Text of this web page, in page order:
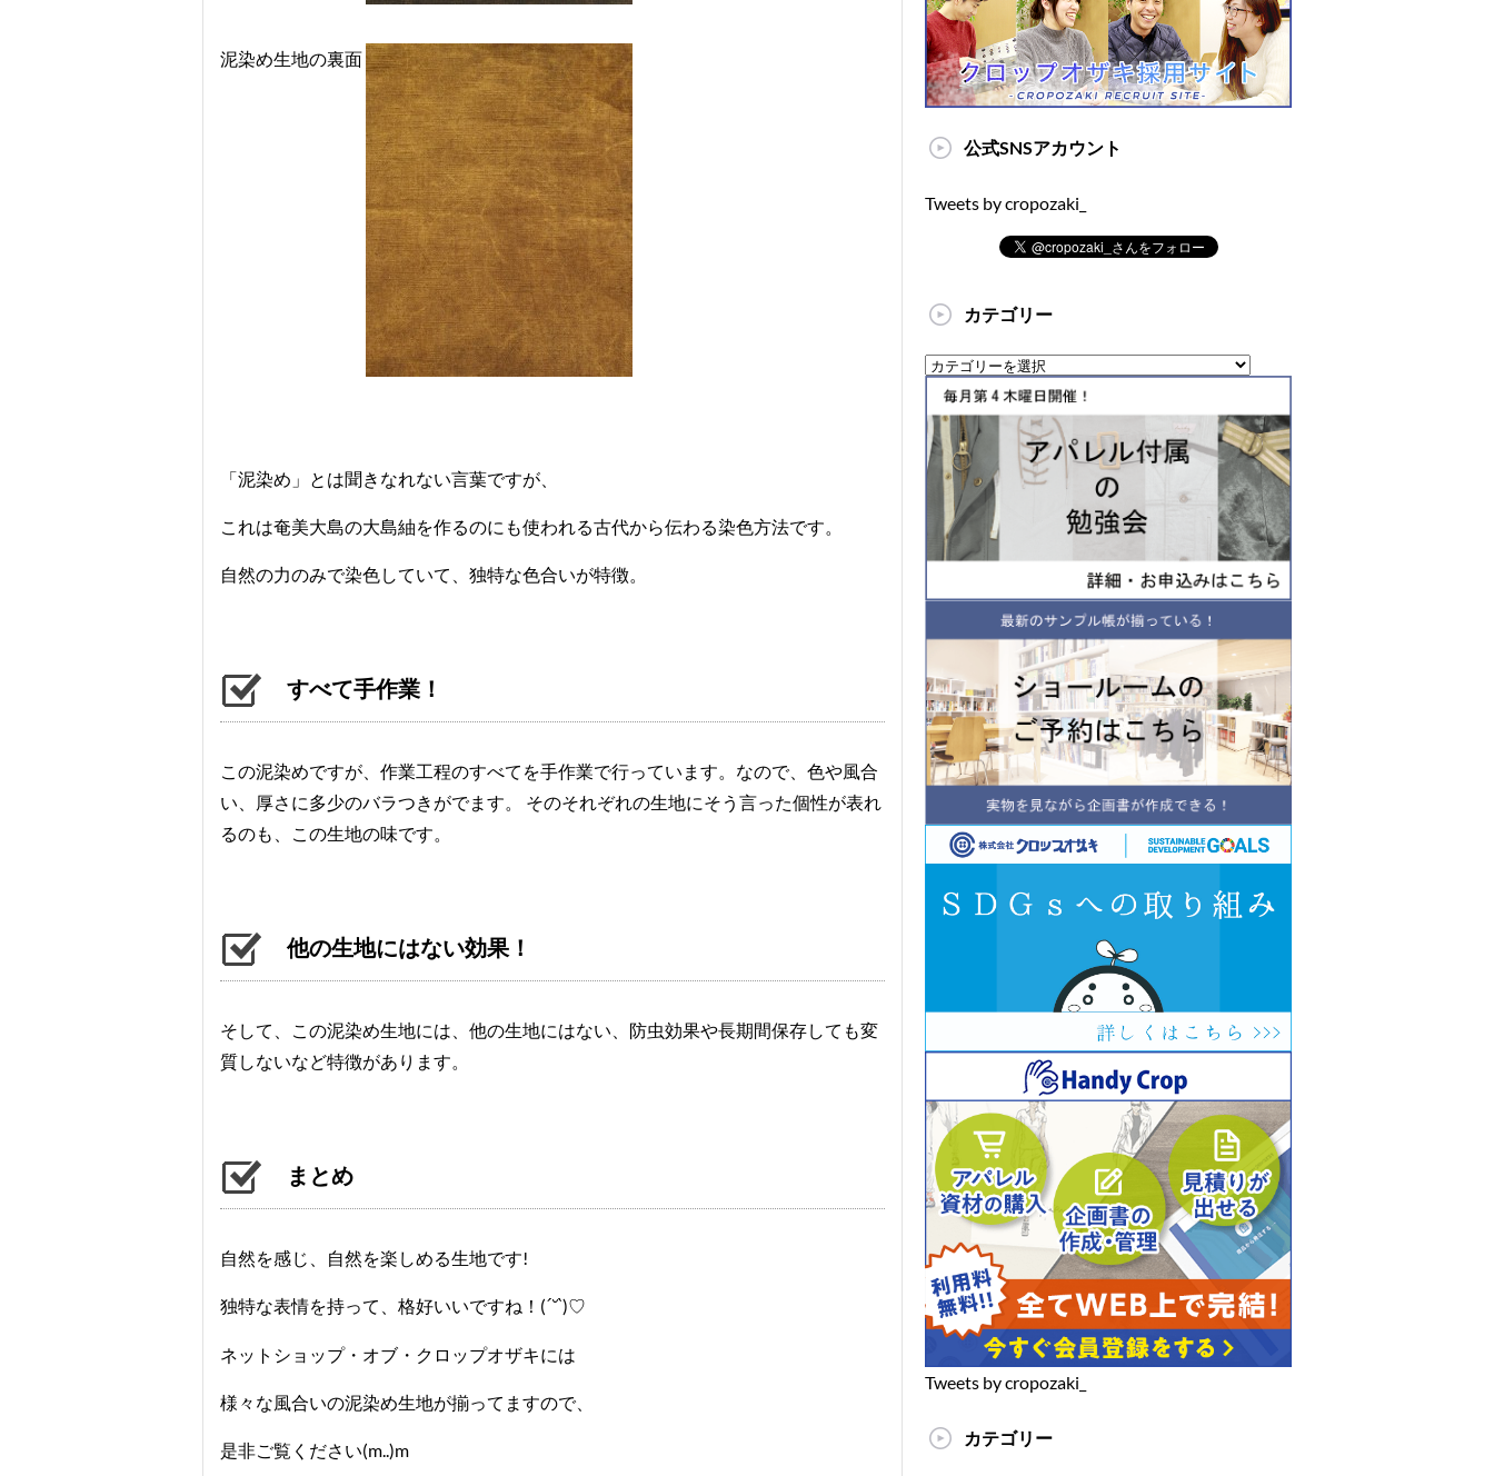
泥染め生地の裏面
「泥染め」とは聞きなれない言葉ですが、
これは奄美大島の大島紬を作るのにも使われる古代から伝わる染色方法です。
自然の力のみで染色していて、独特な色合いが特徴。
すべて手作業！
この泥染めですが、作業工程のすべてを手作業で行っています。なので、色や風合
い、厚さに多少のバラつきがでます。 そのそれぞれの生地にそう言った個性が表れ
るのも、この生地の味です。
他の生地にはない効果！
そして、この泥染め生地には、他の生地にはない、防虫効果や長期間保存しても変
質しないなど特徴があります。
まとめ
自然を感じ、自然を楽しめる生地です!
独特な表情を持って、格好いいですね！(´˘`)♡
ネットショップ・オブ・クロップオザキには
様々な風合いの泥染め生地が揃ってますので、
是非ご覧ください(m..)m
公式SNSアカウント
Tweets by cropozaki_
カテゴリー
Tweets by cropozaki_
カテゴリー